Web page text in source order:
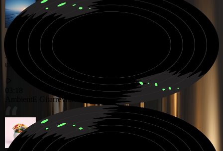
Sanfte Ambient Klanglandschaft mit warmen E Gitarren Texturen
und friedlicher Atmosphäre
03:18
E GitarreWarme Stimmung